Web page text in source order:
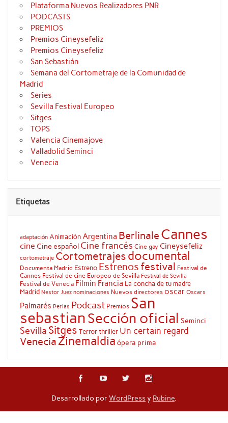
Plataforma Nuevos Realizadores PNR
PODCASTS
PREMIOS
Premios Cineysefeliz
Premios Cineysefeliz
San Sebastián
Semana del Cortometraje de la Comunidad de
Madrid
Series
Sevilla Festival Europeo
Sitges
TOPS
Valencia Cinemajove
Valladolid Seminci
Venecia
Etiquetas
adaptación AnimaciónArgentina Berlinale Cannes
cine Cine español Cine francés Cine gay Cineysefeliz
cortometraje Cortometrajes documental
Documenta Madrid Estreno Estrenos festival Festival de
Cannes Festival de cine Europeo de Sevilla Festival de Sevilla
Festival de Venecia Filmin Francia La concha de tu madre
Madrid Nestor Juez nominaciones Nuevos directores oscar Oscars
Palmarés Perlas Podcast Premios San
sebastianSección oficial Seminci
Sevilla Sitges Terrorthriller Un certain regard
Venecia Zinemaldia ópera prima
Desarrollado por WordPressy Rubine.